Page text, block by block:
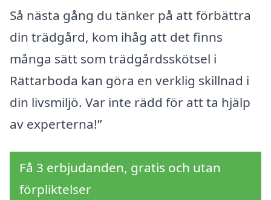
Så nästa gång du tänker på att förbättra
din trädgård, kom ihåg att det finns
många sätt som trädgårdsskötsel i
Rättarboda kan göra en verklig skillnad i
din livsmiljö. Var inte rädd för att ta hjälp
av experterna!”
Få 3 erbjudanden, gratis och utan
förpliktelser